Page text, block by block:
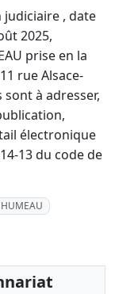
, date
2025,
prise en la
rue Alsace-
à adresser,
électronique
13 du code de